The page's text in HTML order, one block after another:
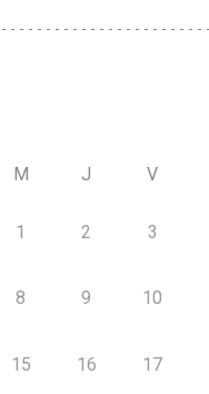
M J V
1 2 3
8 9 10
15 16 17